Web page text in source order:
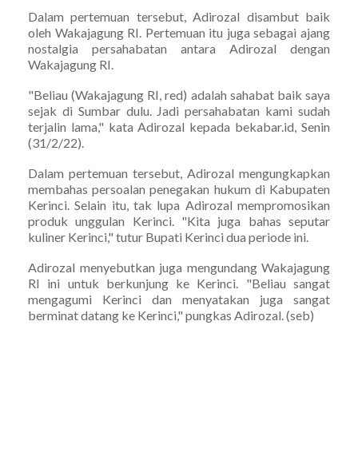
Dalam pertemuan tersebut, Adirozal disambut baik
oleh Wakajagung RI. Pertemuan itu juga sebagai ajang
nostalgia persahabatan antara Adirozal dengan
Wakajagung RI.
"Beliau (Wakajagung RI, red) adalah sahabat baik saya
sejak di Sumbar dulu. Jadi persahabatan kami sudah
terjalin lama," kata Adirozal kepada bekabar.id, Senin
(31/2/22).
Dalam pertemuan tersebut, Adirozal mengungkapkan
membahas persoalan penegakan hukum di Kabupaten
Kerinci. Selain itu, tak lupa Adirozal mempromosikan
produk unggulan Kerinci. "Kita juga bahas seputar
kuliner Kerinci," tutur Bupati Kerinci dua periode ini.
Adirozal menyebutkan juga mengundang Wakajagung
RI ini untuk berkunjung ke Kerinci. "Beliau sangat
mengagumi Kerinci dan menyatakan juga sangat
berminat datang ke Kerinci," pungkas Adirozal. (seb)